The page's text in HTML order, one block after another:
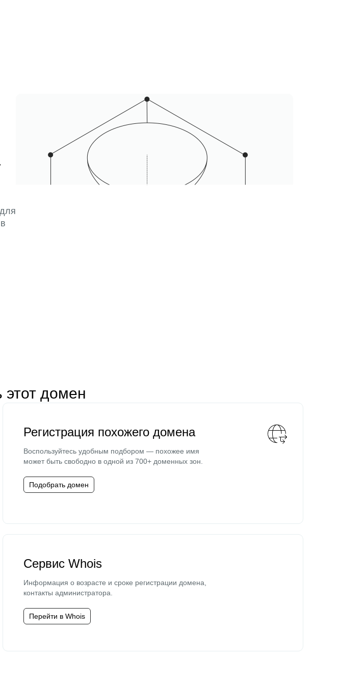
этот домен
Регистрация похожего домена
Воспользуйтесь удобным подбором — похожее имя
может быть свободно в одной из 700+ доменных зон.
Подобрать домен
Сервис Whois
Информация о возрасте и сроке регистрации домена,
контакты администратора.
Перейти в Whois